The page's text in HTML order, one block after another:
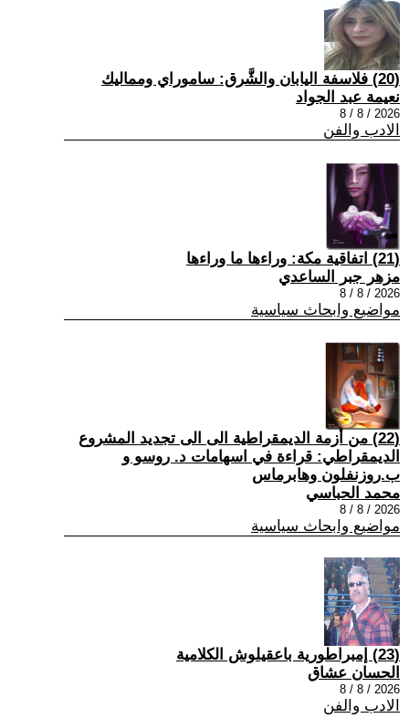
(20) فلاسفة اليابان والشَّرق: ساموراي ومماليك
نعيمة عبد الجواد
2026 / 8 / 8
الادب والفن
(21) اتفاقية مكة: وراءها ما وراءها
مزهر جبر الساعدي
2026 / 8 / 8
مواضيع وابحاث سياسية
(22) من أزمة الديمقراطية الى الى تجديد المشروع
الديمقراطي: قراءة في اسهامات د. روسو و
ب.روزنفلون وهابرماس
محمد الحباسي
2026 / 8 / 8
مواضيع وابحاث سياسية
(23) إمبراطورية باعقيلوش الكلامية
الحسان عشاق
2026 / 8 / 8
الادب والفن